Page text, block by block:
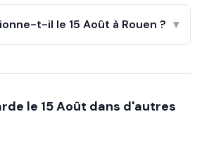
t-il le 15 Août à Rouen ? ▾
le 15 Août dans d'autres